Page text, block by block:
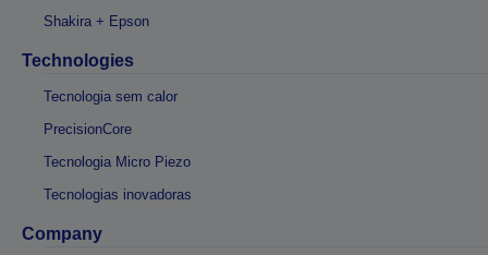
Shakira + Epson
Technologies
Tecnologia sem calor
PrecisionCore
Tecnologia Micro Piezo
Tecnologias inovadoras
Company